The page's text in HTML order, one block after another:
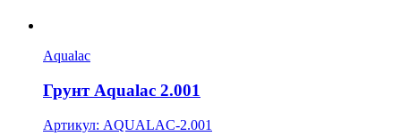
Aqualac
Грунт Aqualac 2.001
Артикул: AQUALAC-2.001